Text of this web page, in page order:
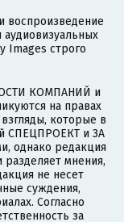
воспроизведение
Images строго
КОМПАНИЙ и
на правах
которые в
СПЕЦПРОЕКТ и ЗА
однако редакция
разделяет мнения,
не несет
суждения,
Согласно
за